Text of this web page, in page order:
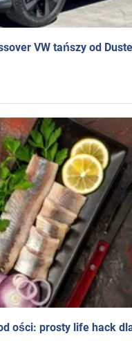
VW tańszy od
ości: prosty life hack